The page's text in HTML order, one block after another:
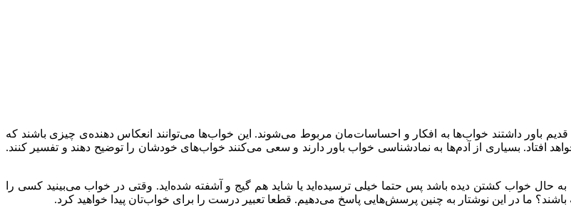
باور داشتند خواب‌ها به افکار و احساسات‌مان مربوط می‌شوند. این خواب‌ها می‌توانند انعکاس دهنده‌ی چیزی باشند که
افتاد. بسیاری از آدم‌ها به نمادشناسی خواب باور دارند و سعی می‌کنند خواب‌های خودشان را توضیح دهند و تفسیر کنند.
خواب کشتن دیده باشد پس حتما خیلی ترسیده‌اید یا شاید هم گیج و آشفته شده‌اید. وقتی در خواب می‌بینید کسی را
ما در این نوشتار به چنین پرسش‌هایی پاسخ می‌دهیم. قطعا تعبیر درست را برای خواب‌تان پیدا خواهید کرد.